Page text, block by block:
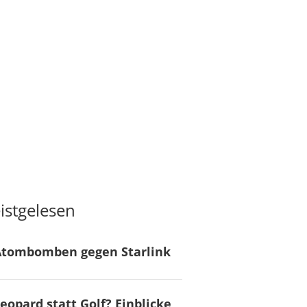
gegen Starlink
statt Golf? Einblicke